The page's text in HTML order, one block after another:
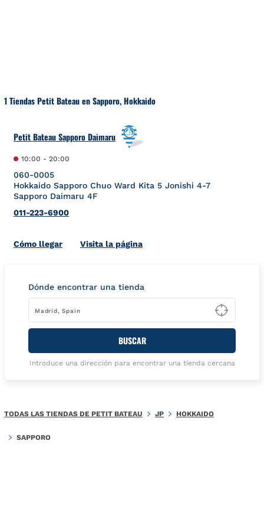
1 Tiendas Petit Bateau en Sapporo, Hokkaido
Petit Bateau Sapporo Daimaru
10:00 - 20:00
060-0005
Hokkaido Sapporo Chuo Ward Kita 5 Jonishi 4-7
Sapporo Daimaru 4F
011-223-6900
Cómo llegarLink Opens in New Tab
Visita la página
Dónde encontrar una tienda
Type
BUSCAR
Introduce una dirección para encontrar una tienda cercana
TODAS LAS TIENDAS DE PETIT BATEAU JP HOKKAIDO
SAPPORO